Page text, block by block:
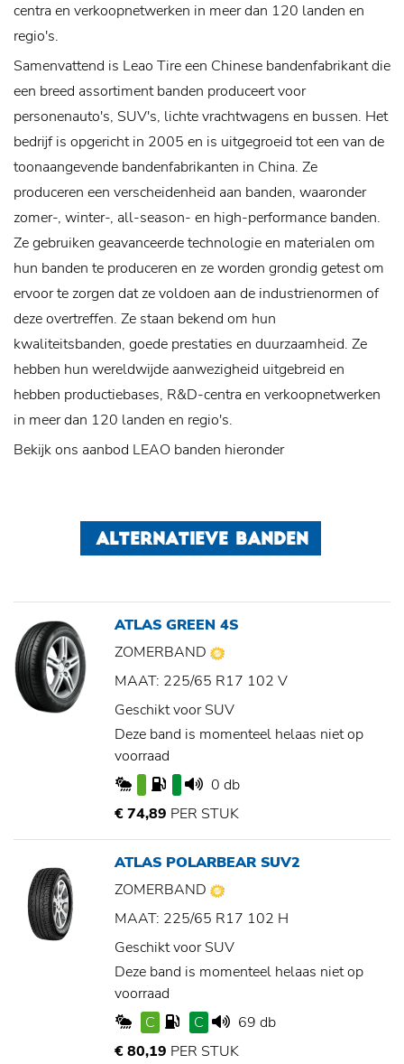
centra en verkoopnetwerken in meer dan 120 landen en
regio's.
Samenvattend is Leao Tire een Chinese bandenfabrikant die
een breed assortiment banden produceert voor
personenauto's, SUV's, lichte vrachtwagens en bussen. Het
bedrijf is opgericht in 2005 en is uitgegroeid tot een van de
toonaangevende bandenfabrikanten in China. Ze
produceren een verscheidenheid aan banden, waaronder
zomer-, winter-, all-season- en high-performance banden.
Ze gebruiken geavanceerde technologie en materialen om
hun banden te produceren en ze worden grondig getest om
ervoor te zorgen dat ze voldoen aan de industrienormen of
deze overtreffen. Ze staan ​​bekend om hun
kwaliteitsbanden, goede prestaties en duurzaamheid. Ze
hebben hun wereldwijde aanwezigheid uitgebreid en
hebben productiebases, R&D-centra en verkoopnetwerken
in meer dan 120 landen en regio's.
Bekijk ons aanbod LEAO banden hieronder
ALTERNATIEVE BANDEN
ATLAS GREEN 4S
ZOMERBAND
MAAT: 225/65 R17 102 V
Geschikt voor SUV
Deze band is momenteel helaas niet op
voorraad
0 db
€ 74,89 PER STUK
ATLAS POLARBEAR SUV2
ZOMERBAND
MAAT: 225/65 R17 102 H
Geschikt voor SUV
Deze band is momenteel helaas niet op
voorraad
C
C
69 db
€ 80,19 PER STUK